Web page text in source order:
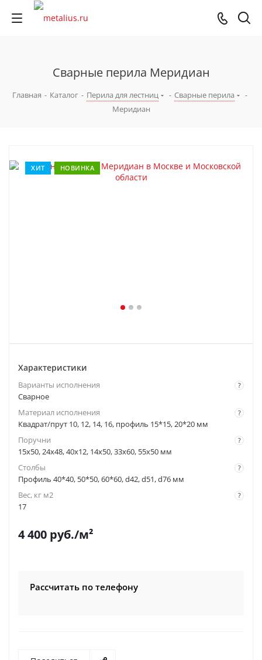
Сварные перила Меридиан
Главная - Каталог - Перила для лестниц - Сварные перила
-
Меридиан
ХИТ НОВИНКА
Характеристики
?
Варианты исполнения
Сварное
?
Материал исполнения
Квадрат/прут 10, 12, 14, 16, профиль 15*15, 20*20 мм
?
Поручни
15x50, 24x48, 40x12, 14x50, 33x60, 55x50 мм
?
Столбы
Профиль 40*40, 50*50, 60*60, d42, d51, d76 мм
?
Вес, кг м2
17
4 400 руб./м²
Рассчитать по телефону